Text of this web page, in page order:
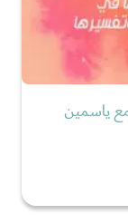
مع ياسمين